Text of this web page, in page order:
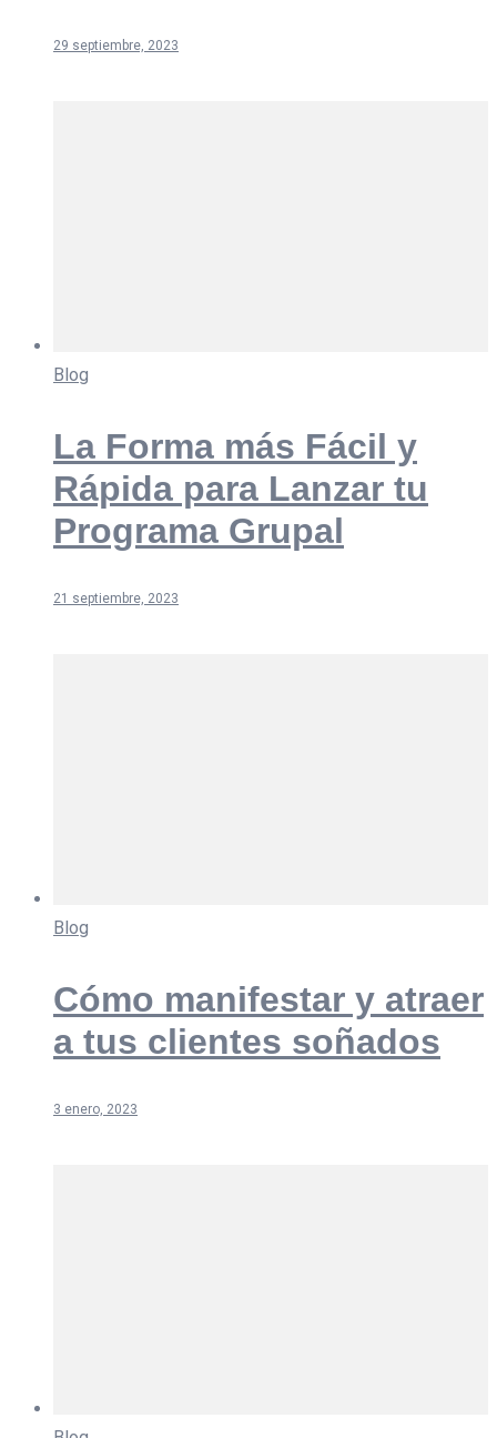
29 septiembre, 2023
Blog
La Forma más Fácil y
Rápida para Lanzar tu
Programa Grupal
21 septiembre, 2023
Blog
Cómo manifestar y atraer
a tus clientes soñados
3 enero, 2023